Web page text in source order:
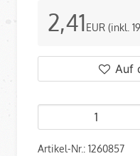
2,41EUR (inkl.
Auf
Artikel-Nr.: 1260857